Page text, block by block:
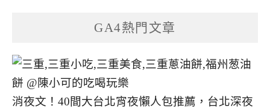
GA4熱門文章
消夜文！40間大台北宵夜懶人包推薦，台北深夜